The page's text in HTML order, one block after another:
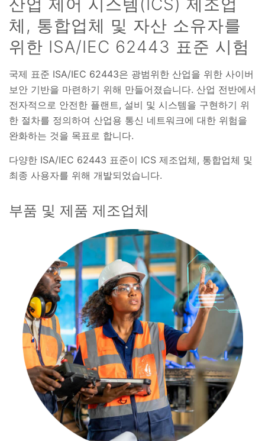
산업 제어 시스템(ICS) 제조업
체, 통합업체 및 자산 소유자를
위한 ISA/IEC 62443 표준 시험
국제 표준 ISA/IEC 62443은 광범위한 산업을 위한 사이버
보안 기반을 마련하기 위해 만들어졌습니다. 산업 전반에서
전자적으로 안전한 플랜트, 설비 및 시스템을 구현하기 위
한 절차를 정의하여 산업용 통신 네트워크에 대한 위험을
완화하는 것을 목표로 합니다.
다양한 ISA/IEC 62443 표준이 ICS 제조업체, 통합업체 및
최종 사용자를 위해 개발되었습니다.
부품 및 제품 제조업체